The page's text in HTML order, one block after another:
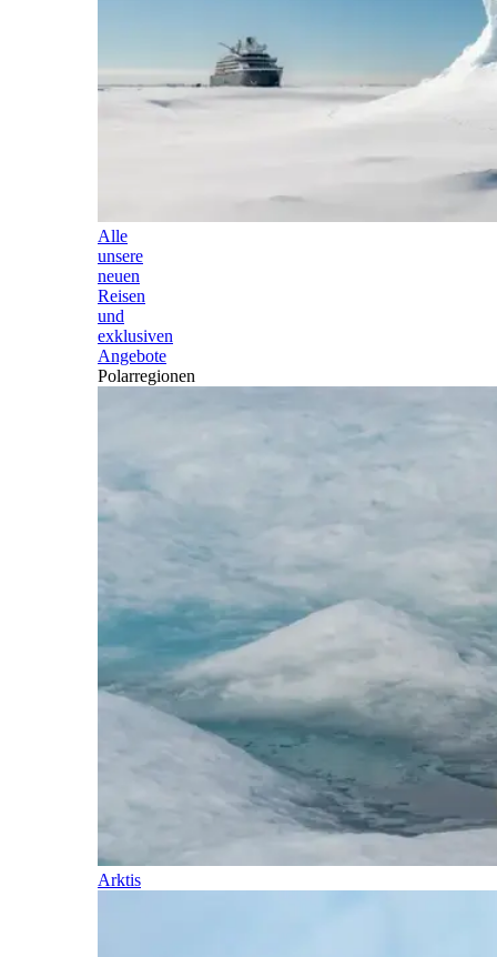
Alle
unsere
neuen
Reisen
und
exklusiven
Angebote
Polarregionen
Arktis